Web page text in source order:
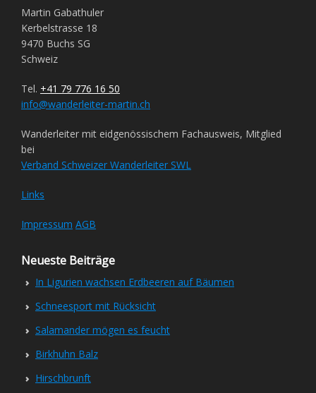
Martin Gabathuler
Kerbelstrasse 18
9470 Buchs SG
Schweiz
Tel. +41 79 776 16 50
info@wanderleiter-martin.ch
Wanderleiter mit eidgenössischem Fachausweis, Mitglied
bei
Verband Schweizer Wanderleiter SWL
Links
Impressum AGB
Neueste Beiträge
In Ligurien wachsen Erdbeeren auf Bäumen
Schneesport mit Rücksicht
Salamander mögen es feucht
Birkhuhn Balz
Hirschbrunft